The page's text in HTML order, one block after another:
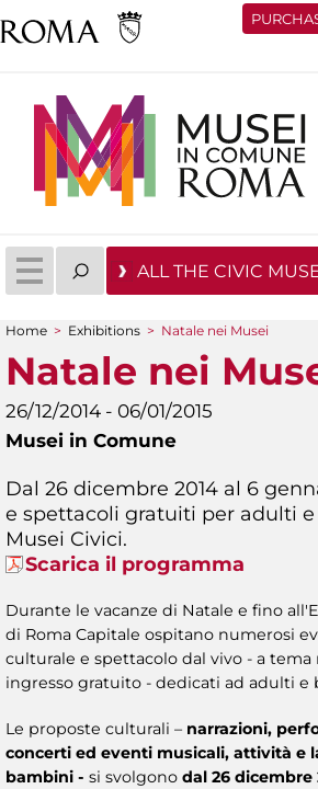
ALL THE CIVIC
You are here
Home > Exhibitions > Natale nei Musei
Natale nei
26/12/2014 - 06/01/2015
Musei in Comune
Dal 26 dicembre 2014 al 6
e spettacoli gratuiti per adulti
Musei Civici.
Scarica il programma
Durante le vacanze di Natale e fino
di Roma Capitale ospitano numerosi
culturale e spettacolo dal vivo - a tema
ingresso gratuito - dedicati ad adulti e
Le proposte culturali – narrazioni,
concerti ed eventi musicali, attività e
bambini - si svolgono dal 26 dicembre